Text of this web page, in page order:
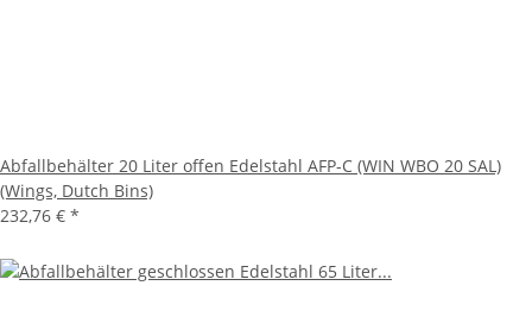
Abfallbehälter 20 Liter offen Edelstahl AFP-C (WIN WBO 20 SAL)
(Wings, Dutch Bins)
232,76 € *